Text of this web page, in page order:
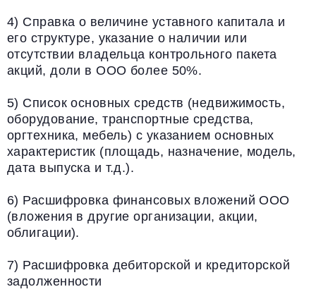
4) Справка о величине уставного капитала и
его структуре, указание о наличии или
отсутствии владельца контрольного пакета
акций, доли в ООО более 50%.
5) Список основных средств (недвижимость,
оборудование, транспортные средства,
оргтехника, мебель) с указанием основных
характеристик (площадь, назначение, модель,
дата выпуска и т.д.).
6) Расшифровка финансовых вложений ООО
(вложения в другие организации, акции,
облигации).
7) Расшифровка дебиторской и кредиторской
задолженности